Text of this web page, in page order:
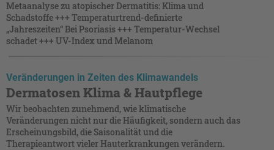
Metaanalyse zu atopischer Dermatitis: Klima und
Schadstoffe +++ Temperaturtrend-definierte
„Jahreszeiten“ Bei Psoriasis +++ Temperatur-Wechsel
schadet +++ UV-Index und Melanom
Veränderungen in Zeiten des Klimawandels
Dermatosen Klima & Hautpflege
Wir beobachten zunehmend, wie klimatische
Veränderungen nicht nur die Häufigkeit, sondern auch das
Erscheinungsbild, die Saisonalität und die
Therapieantwort vieler Hauterkrankungen verändern.